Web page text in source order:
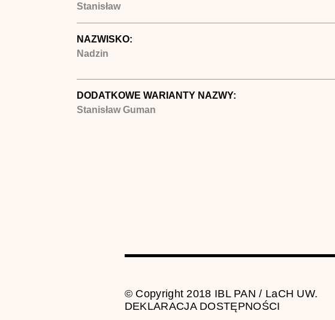
Stanisław
NAZWISKO:
Nadzin
DODATKOWE WARIANTY NAZWY:
Stanisław Guman
© Copyright 2018 IBL PAN / LaCH UW.
DEKLARACJA DOSTĘPNOŚCI